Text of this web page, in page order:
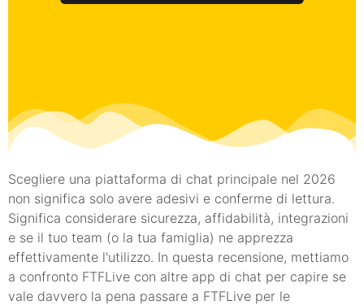
Scegliere una piattaforma di chat principale nel 2026
non significa solo avere adesivi e conferme di lettura.
Significa considerare sicurezza, affidabilità, integrazioni
e se il tuo team (o la tua famiglia) ne apprezza
effettivamente l'utilizzo. In questa recensione, mettiamo
a confronto FTFLive con altre app di chat per capire se
vale davvero la pena passare a FTFLive per le